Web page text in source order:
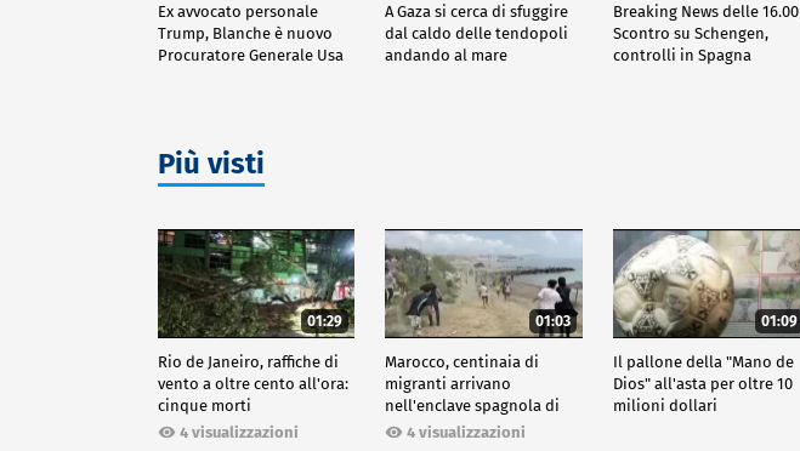
Ex avvocato personale
Trump, Blanche è nuovo
Procuratore Generale Usa
A Gaza si cerca di sfuggire
dal caldo delle tendopoli
andando al mare
Breaking News delle 16.00 |
Scontro su Schengen,
controlli in Spagna
Più visti
01:29
Rio de Janeiro, raffiche di
vento a oltre cento all'ora:
cinque morti
4 visualizzazioni
01:03
Marocco, centinaia di
migranti arrivano
nell'enclave spagnola di
Ceuta4 visualizzazioni
01:09
Il pallone della "Mano de
Dios" all'asta per oltre 10
milioni dollari